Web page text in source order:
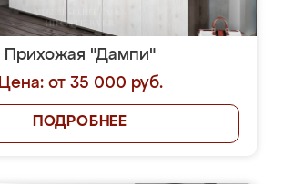
Прихожая "Дампи"
Цена: от 35 000 руб.
ПОДРОБНЕЕ